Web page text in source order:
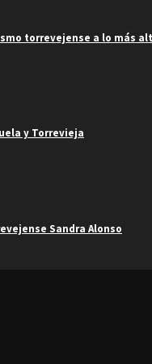
torrevejense a lo más
y Torrevieja
Sandra Alonso